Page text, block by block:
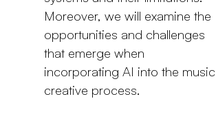
Moreover, we will examine the
opportunities and challenges
that emerge when
incorporating AI into the music
creative process.